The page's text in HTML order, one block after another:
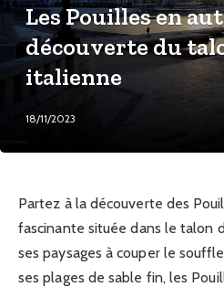
Les Pouilles en
découverte du
italienne
18/11/2023
Partez à la découverte des
fascinante située dans le talon
ses paysages à couper le
ses plages de sable fin, les